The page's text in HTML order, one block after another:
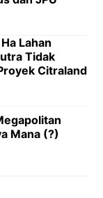
Lahan
Tidak
Citraland
Mana (?)